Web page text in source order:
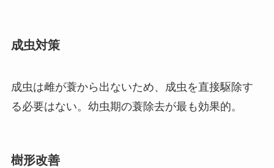
成虫対策
成虫は雌が蓑から出ないため、成虫を直接駆除す
る必要はない。幼虫期の蓑除去が最も効果的。
樹形改善